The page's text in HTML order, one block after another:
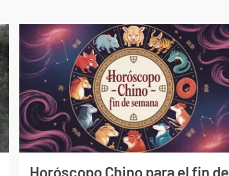
Horóscopo Chino para el fin de